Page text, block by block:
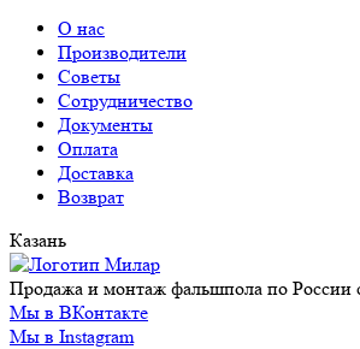
О нас
Производители
Советы
Сотрудничество
Документы
Оплата
Доставка
Возврат
Казань
Продажа и монтаж фальшпола по России
Мы в ВКонтакте
Мы в Instagram